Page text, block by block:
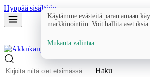
Hyppää sisältöön
Haku
Käytämme evästeitä parantamaan
markkinointiin. Voit hallita
Mukauta valintaa